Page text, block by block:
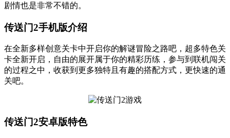
剧情也是非常不错的。
传送门2手机版介绍
在全新多样创意关卡中开启你的解谜冒险之路吧，超多特色关
卡全新开启，自由的展开属于你的精彩历练，参与到联机闯关
的过程之中，收获到更多独特且有趣的搭配方式，更快速的通
关吧。
传送门2安卓版特色